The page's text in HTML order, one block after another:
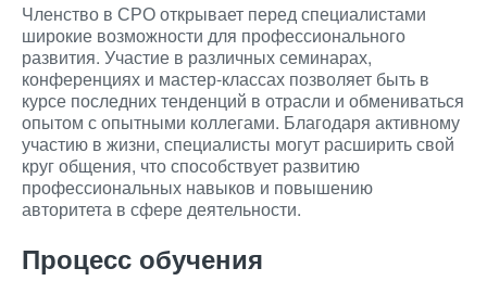
Членство в СРО открывает перед специалистами
широкие возможности для профессионального
развития. Участие в различных семинарах,
конференциях и мастер-классах позволяет быть в
курсе последних тенденций в отрасли и обмениваться
опытом с опытными коллегами. Благодаря активному
участию в жизни, специалисты могут расширить свой
круг общения, что способствует развитию
профессиональных навыков и повышению
авторитета в сфере деятельности.
Процесс обучения